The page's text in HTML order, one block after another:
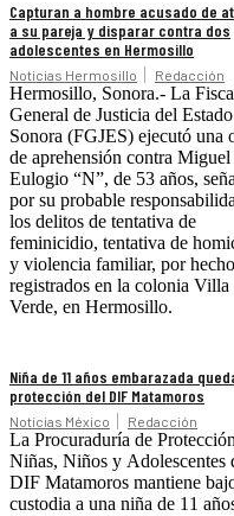
Capturan a hombre acusado de
a su pareja y disparar contra dos
adolescentes en Hermosillo
Noticias Hermosillo Redacción
Hermosillo, Sonora.- La
General de Justicia del
Sonora (FGJES) ejecutó una
de aprehensión contra Miguel
Eulogio “N”, de 53 años,
por su probable
los delitos de tentativa de
feminicidio, tentativa de
y violencia familiar, por
registrados en la colonia Villa
Verde, en Hermosillo.
Niña de 11 años embarazada
protección del DIF Matamoros
Noticias México Redacción
La Procuraduría de
Niñas, Niños y Adolescentes
DIF Matamoros mantiene
custodia a una niña de 11